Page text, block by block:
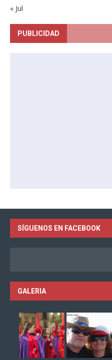
« Jul
PUBLICIDAD
SÍGUENOS EN FACEBOOK
GALERIA